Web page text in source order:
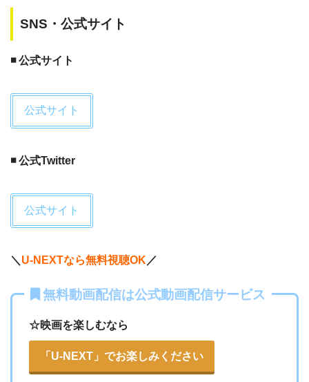
SNS・公式サイト
◾️ 公式サイト
公式サイト
◾️ 公式Twitter
公式サイト
＼ U-NEXTなら無料視聴OK／
無料動画配信は公式動画配信サービス
☆映画を楽しむなら
「U-NEXT」でお楽しみください